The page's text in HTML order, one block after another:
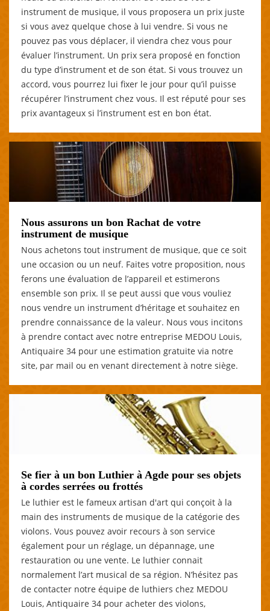
instrument de musique, il vous proposera un prix juste
si vous avez quelque chose à lui vendre. Si vous ne
pouvez pas vous déplacer, il viendra chez vous pour
évaluer l’instrument. Un prix sera proposé en fonction
du type d’instrument et de son état. Si vous trouvez un
accord, vous pourrez lui fixer le jour pour qu’il puisse
récupérer l’instrument chez vous. Il est réputé pour ses
prix avantageux si l’instrument est en bon état.
Nous assurons un bon Rachat de votre
instrument de musique
Nous achetons tout instrument de musique, que ce soit
une occasion ou un neuf. Faites votre proposition, nous
ferons une évaluation de l’appareil et estimerons
ensemble son prix. Il se peut aussi que vous vouliez
nous vendre un instrument d’héritage et souhaitez en
prendre connaissance de la valeur. Nous vous incitons
à prendre contact avec notre entreprise MEDOU Louis,
Antiquaire 34 pour une estimation gratuite via notre
site, par mail ou en venant directement à notre siège.
Se fier à un bon Luthier à Agde pour ses objets
à cordes serrées ou frottés
Le luthier est le fameux artisan d'art qui conçoit à la
main des instruments de musique de la catégorie des
violons. Vous pouvez avoir recours à son service
également pour un réglage, un dépannage, une
restauration ou une vente. Le luthier connait
normalement l’art musical de sa région. N’hésitez pas
de contacter notre équipe de luthiers chez MEDOU
Louis, Antiquaire 34 pour acheter des violons,